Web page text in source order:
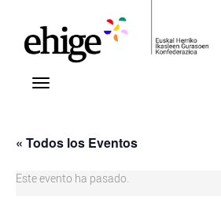
« Todos los Eventos
Este evento ha pasado.